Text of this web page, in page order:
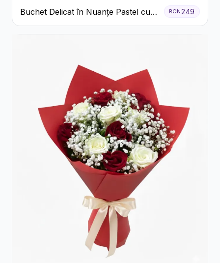
Buchet Delicat în Nuanțe Pastel cu
Trandafiri și Crizanteme Roz
RON249